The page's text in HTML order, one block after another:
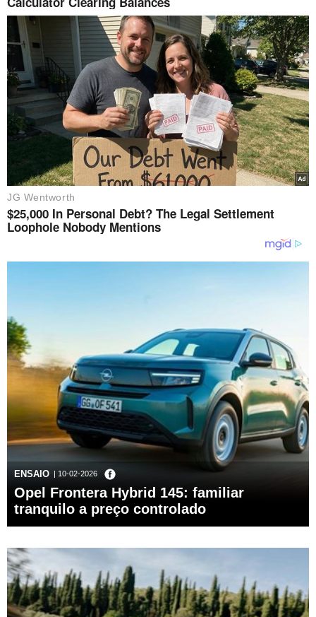
ENSAIO | 10-02-2026
Opel Frontera Hybrid 145: familiar
tranquilo a preço controlado